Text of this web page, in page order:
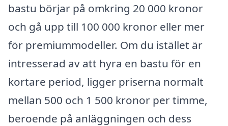
bastu börjar på omkring 20 000 kronor
och gå upp till 100 000 kronor eller mer
för premiummodeller. Om du istället är
intresserad av att hyra en bastu för en
kortare period, ligger priserna normalt
mellan 500 och 1 500 kronor per timme,
beroende på anläggningen och dess